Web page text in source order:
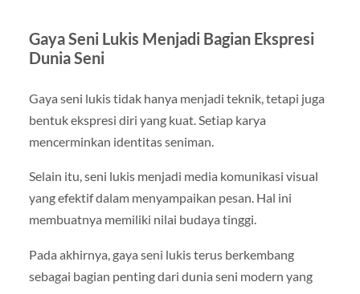
Gaya Seni Lukis Menjadi Bagian Ekspresi
Dunia Seni
Gaya seni lukis tidak hanya menjadi teknik, tetapi juga
bentuk ekspresi diri yang kuat. Setiap karya
mencerminkan identitas seniman.
Selain itu, seni lukis menjadi media komunikasi visual
yang efektif dalam menyampaikan pesan. Hal ini
membuatnya memiliki nilai budaya tinggi.
Pada akhirnya, gaya seni lukis terus berkembang
sebagai bagian penting dari dunia seni modern yang